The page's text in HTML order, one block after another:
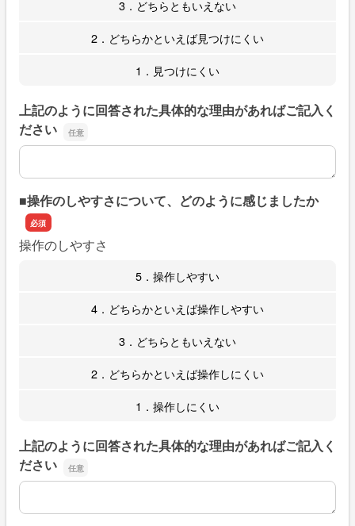
3．どちらともいえない
2．どちらかといえば見つけにくい
1．見つけにくい
上記のように回答された具体的な理由があればご記入く
ださい
上記のように回答された具体的な理由があればご記入くだ
■操作のしやすさについて、どのように感じましたか
操作のしやすさ
5．操作しやすい
4．どちらかといえば操作しやすい
3．どちらともいえない
2．どちらかといえば操作しにくい
1．操作しにくい
上記のように回答された具体的な理由があればご記入く
ださい
上記のように回答された具体的な理由があればご記入くだ